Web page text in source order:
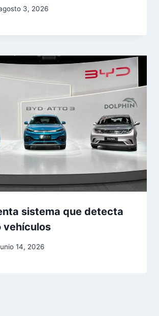
3, 2026
sistema que detecta
vehículos
14, 2026